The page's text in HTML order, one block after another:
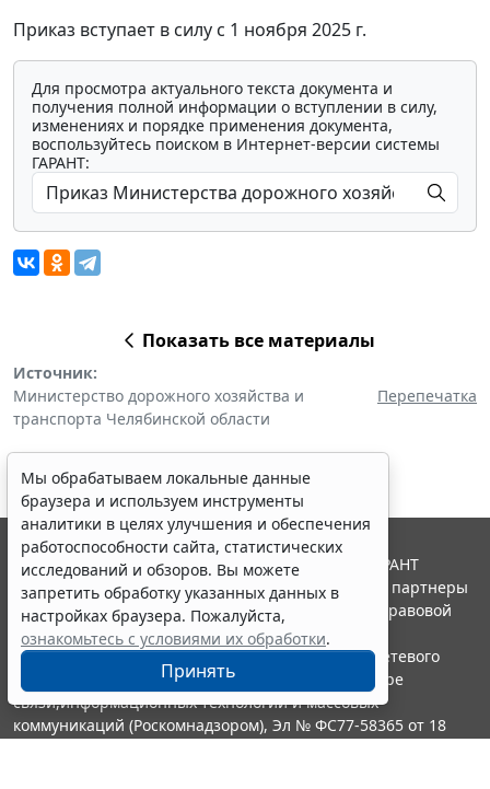
Приказ вступает в силу с 1 ноября 2025 г.
Для просмотра актуального текста документа и
получения полной информации о вступлении в силу,
изменениях и порядке применения документа,
воспользуйтесь поиском в Интернет-версии системы
ГАРАНТ:
Показать все материалы
Источник:
Министерство дорожного хозяйства и
транспорта Челябинской области
Перепечатка
Мы обрабатываем локальные данные
браузера и используем инструменты
аналитики в целях улучшения и обеспечения
работоспособности сайта, статистических
исследований и обзоров. Вы можете
запретить обработку указанных данных в
настройках браузера. Пожалуйста,
ознакомьтесь с условиями их обработки.
Принять
© ООО "НПП "ГАРАНТ-СЕРВИС", 2026. Система ГАРАНТ
выпускается с 1990 года. Компания "Гарант" и ее партнеры
являются участниками Российской ассоциации правовой
информации ГАРАНТ.
Портал ГАРАНТ.РУ зарегистрирован в качестве сетевого
издания Федеральной службой по надзору в сфере
связи,информационных технологий и массовых
коммуникаций (Роскомнадзором), Эл № ФС77-58365 от 18